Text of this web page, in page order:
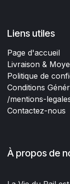
Liens utiles
Page d'accueil
Livraison &
Politique de
Conditions
/mentions-
Contactez-nous
À propos de